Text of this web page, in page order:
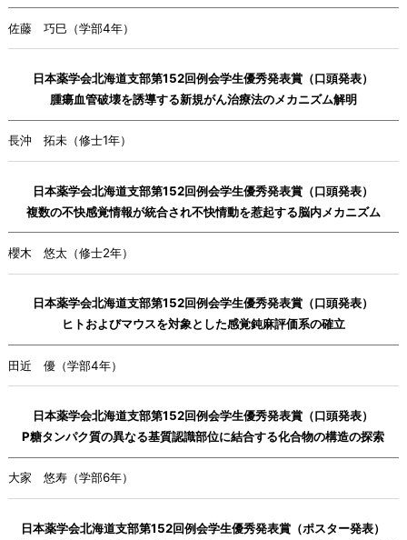
佐藤 巧巳（学部4年）
日本薬学会北海道支部第152回例会学生優秀発表賞（口頭発表）
腫瘍血管破壊を誘導する新規がん治療法のメカニズム解明
長沖 拓未（修士1年）
日本薬学会北海道支部第152回例会学生優秀発表賞（口頭発表）
複数の不快感覚情報が統合され不快情動を惹起する脳内メカニズム
櫻木 悠太（修士2年）
日本薬学会北海道支部第152回例会学生優秀発表賞（口頭発表）
ヒトおよびマウスを対象とした感覚鈍麻評価系の確立
田近 優（学部4年）
日本薬学会北海道支部第152回例会学生優秀発表賞（口頭発表）
P糖タンパク質の異なる基質認識部位に結合する化合物の構造の探索
大家 悠寿（学部6年）
日本薬学会北海道支部第152回例会学生優秀発表賞（ポスター発表）